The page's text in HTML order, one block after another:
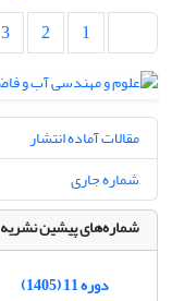
1
2
3
مقالات آماده انتشار
شماره جاری
شماره‌های پیشین نشریه
دوره 11 (1405)